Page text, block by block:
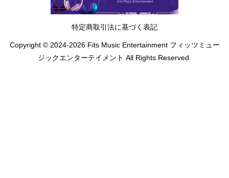
特定商取引法に基づく表記
Copyright © 2024-2026 Fits Music Entertainment フィッツミュー
ジックエンターテイメント All Rights Reserved.